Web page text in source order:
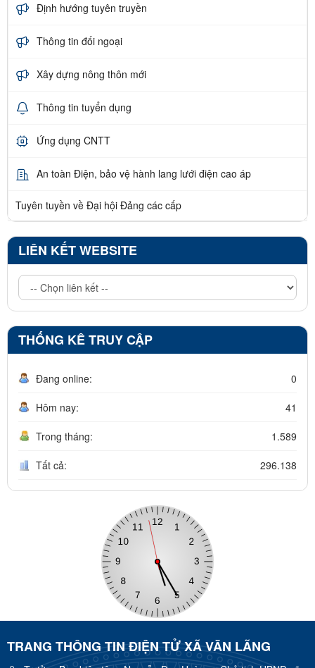
Định hướng tuyên truyền
Thông tin đối ngoại
Xây dựng nông thôn mới
Thông tin tuyển dụng
Ứng dụng CNTT
An toàn Điện, bảo vệ hành lang lưới điện cao áp
Tuyên tuyền về Đại hội Đảng các cấp
LIÊN KẾT WEBSITE
THỐNG KÊ TRUY CẬP
Đang online: 0
Hôm nay: 41
Trong tháng: 1.589
Tất cả: 296.138
TRANG THÔNG TIN ĐIỆN TỬ XÃ VĂN LÃNG